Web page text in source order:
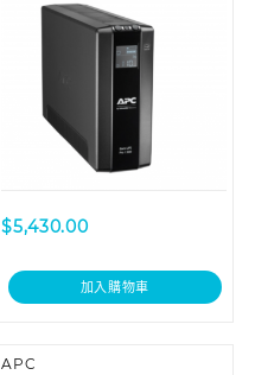
$5,430.00
加入購物車
APC